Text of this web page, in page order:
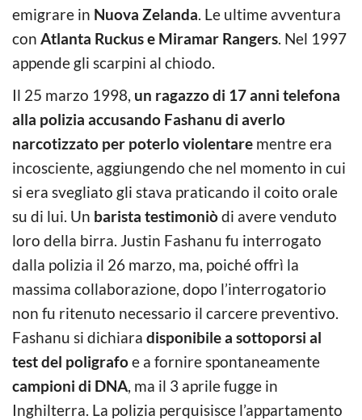
emigrare in Nuova Zelanda. Le ultime avventura
con Atlanta Ruckus e Miramar Rangers. Nel 1997
appende gli scarpini al chiodo.
Il 25 marzo 1998, un ragazzo di 17 anni telefona
alla polizia accusando Fashanu di averlo
narcotizzato per poterlo violentare mentre era
incosciente, aggiungendo che nel momento in cui
si era svegliato gli stava praticando il coito orale
su di lui. Un barista testimoniòdi avere venduto
loro della birra. Justin Fashanu fu interrogato
dalla polizia il 26 marzo, ma, poiché offrì la
massima collaborazione, dopo l’interrogatorio
non fu ritenuto necessario il carcere preventivo.
Fashanu si dichiara disponibile a sottoporsi al
test del poligrafoe a fornire spontaneamente
campioni di DNA, ma il 3 aprile fugge in
Inghilterra. La polizia perquisisce l’appartamento